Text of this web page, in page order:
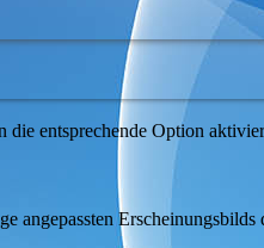
die entsprechende Option
angepassten Erscheinungsbilds